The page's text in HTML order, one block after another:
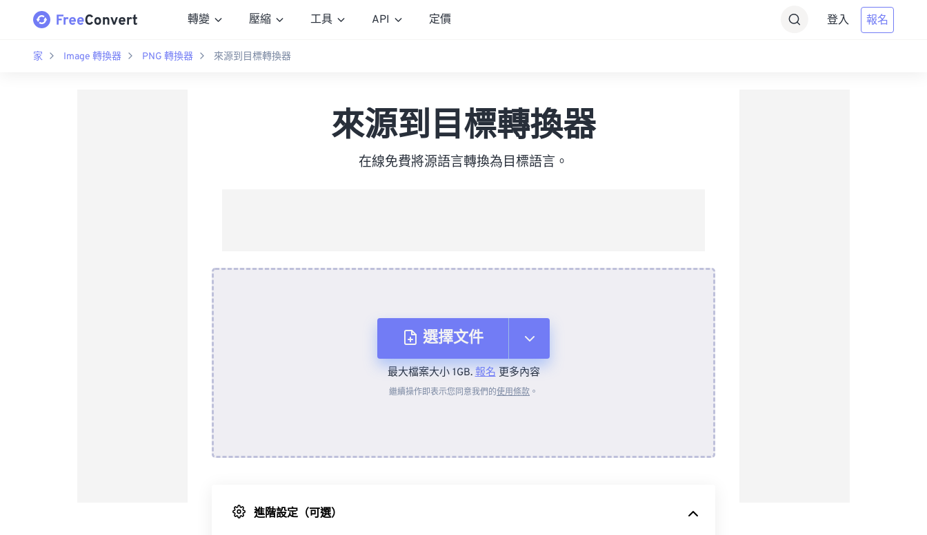
轉變 壓縮 工具 API 定價 登入 報名
家 Image 轉換器 PNG 轉換器 來源到目標轉換器
來源到目標轉換器
在線免費將源語言轉換為目標語言。
選擇文件
來自裝置
最大檔案大小 1GB.報名更多內容
繼續操作即表示您同意我們的使用條款 。
進階設定（可選）